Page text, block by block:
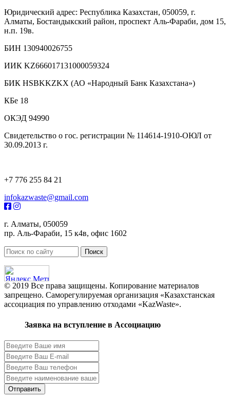
Юридический адрес: Республика Казахстан, 050059, г.
Алматы, Бостандыкский район, проспект Аль-Фараби, дом 15,
н.п. 19в.
БИН 130940026755
ИИК KZ666017131000059324
БИК HSBKKZKX (АО «Народный Банк Казахстана»)
КБе 18
ОКЭД 94990
Свидетельство о гос. регистрации № 114614-1910-ОЮЛ от
30.09.2013 г.
+7 776 255 84 21
infokazwaste@gmail.com
г. Алматы, 050059
пр. Аль-Фараби, 15 к4в, офис 1602
© 2019 Все права защищены. Копирование материалов
запрещено. Саморегулируемая организация «Казахстанская
ассоциация по управлению отходами «KazWaste».
Заявка на вступление в Ассоциацию